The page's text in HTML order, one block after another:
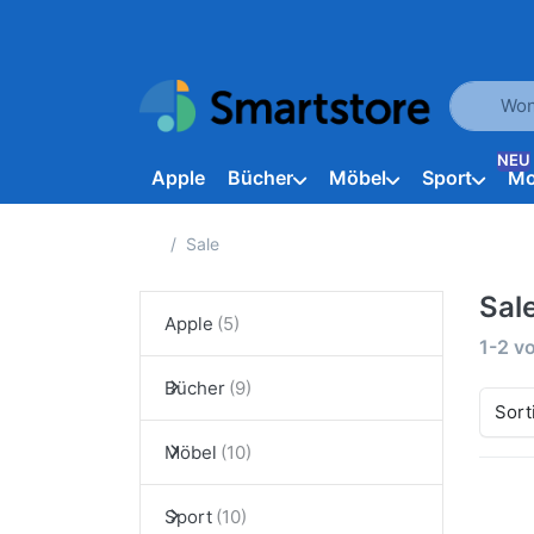
Geben
Apple Bücher Möbel Sport
NEU
Startseite
Sale
Apple
Bücher
Möbel
Sport
1-2